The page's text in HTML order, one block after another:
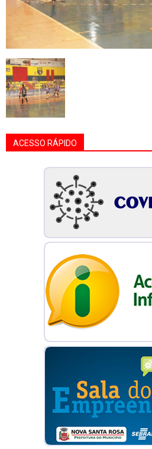
ACESSO RÁPIDO